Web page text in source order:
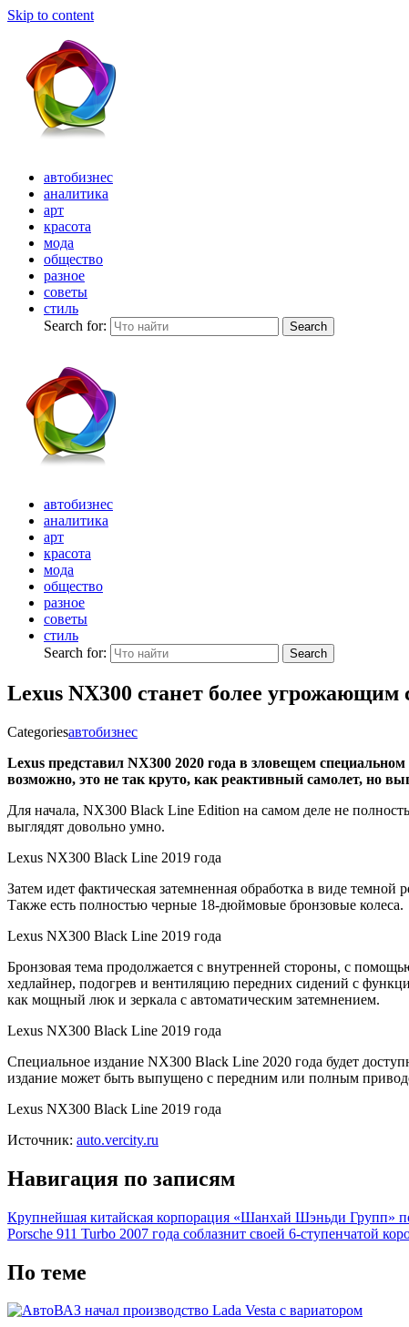
Skip to content
автобизнес
аналитика
арт
красота
мода
общество
разное
советы
стиль
Search for:
Search
автобизнес
аналитика
арт
красота
мода
общество
разное
советы
стиль
Search for:
Search
Lexus NX300 станет более угрожающим
Categoriesавтобизнес
Lexus представил NX300 2020 года в зловещем
возможно, это не так круто, как реактивный самолет, но
Для начала, NX300 Black Line Edition на самом деле не
выглядят довольно умно.
Lexus NX300 Black Line 2019 года
Затем идет фактическая затемненная обработка в виде
Также есть полностью черные 18-дюймовые бронзовые колеса.
Lexus NX300 Black Line 2019 года
Бронзовая тема продолжается с внутренней стороны, с
хедлайнер, подогрев и вентиляцию передних сидений с
как мощный люк и зеркала с автоматическим затемнением.
Lexus NX300 Black Line 2019 года
Специальное издание NX300 Black Line 2020 года будет
издание может быть выпущено с передним или полным
Lexus NX300 Black Line 2019 года
Источник: auto.vercity.ru
Навигация по записям
Крупнейшая китайская корпорация «Шанхай Шэньди Групп»
Porsche 911 Turbo 2007 года соблазнит своей 6-ступенчатой
По теме